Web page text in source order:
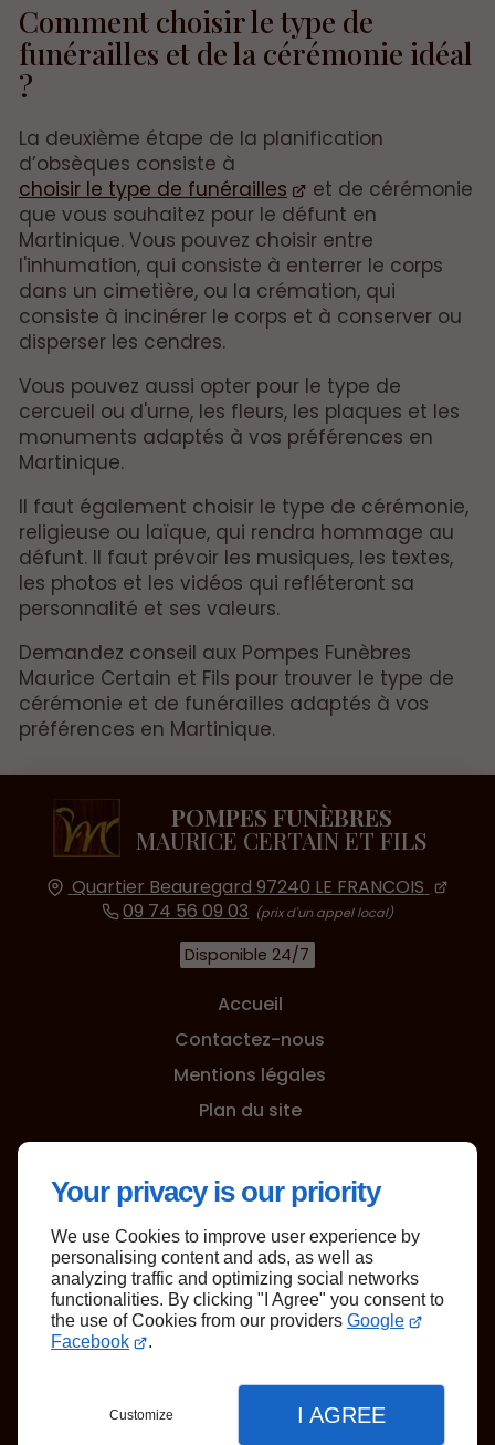
Your privacy is our priority
We use Cookies to improve user experience by
personalising content and ads, as well as
analyzing traffic and optimizing social networks
functionalities. By clicking "I Agree" you consent to
the use of Cookies from our providers Google
Facebook
.
Customize I AGREE
Comment choisir le type de
funérailles et de la cérémonie idéal
?
La deuxième étape de la planification
d’obsèques consiste à
choisir le type de funérailles
et de cérémonie
que vous souhaitez pour le défunt en
Martinique. Vous pouvez choisir entre
l'inhumation, qui consiste à enterrer le corps
dans un cimetière, ou la crémation, qui
consiste à incinérer le corps et à conserver ou
disperser les cendres.
Vous pouvez aussi opter pour le type de
cercueil ou d'urne, les fleurs, les plaques et les
monuments adaptés à vos préférences en
Martinique.
Il faut également choisir le type de cérémonie,
religieuse ou laïque, qui rendra hommage au
défunt. Il faut prévoir les musiques, les textes,
les photos et les vidéos qui refléteront sa
personnalité et ses valeurs.
Demandez conseil aux Pompes Funèbres
Maurice Certain et Fils pour trouver le type de
cérémonie et de funérailles adaptés à vos
préférences en Martinique.
POMPES FUNÈBRES
MAURICE CERTAIN ET FILS
Quartier Beauregard 97240 LE FRANCOIS
09 74 56 09 03
Disponible 24/7
Accueil
Contactez-nous
Mentions légales
Plan du site
Haut de page